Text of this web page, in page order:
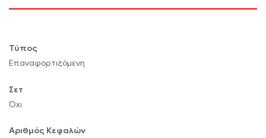
Τύπος
Επαναφορτιζόμενη
Σετ
Όχι
Αριθμός Κεφαλών